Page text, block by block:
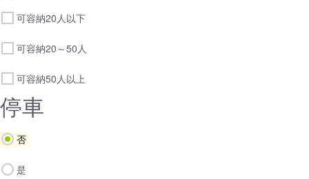
可容納20人以下
可容納20～50人
可容納50人以上
停車
否
是